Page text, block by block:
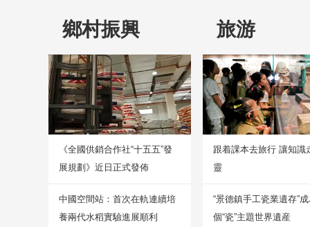
鄉村振興
《全國供銷合作社“十五五”發
展規劃》近日正式發佈
中國空間站：首次在軌連續培
養兩代水稻實驗進展順利
旅游
跟着課本去旅行 讓知識
靈
“景德鎮手工瓷業遺存”
個“瓷”主題世界遺産